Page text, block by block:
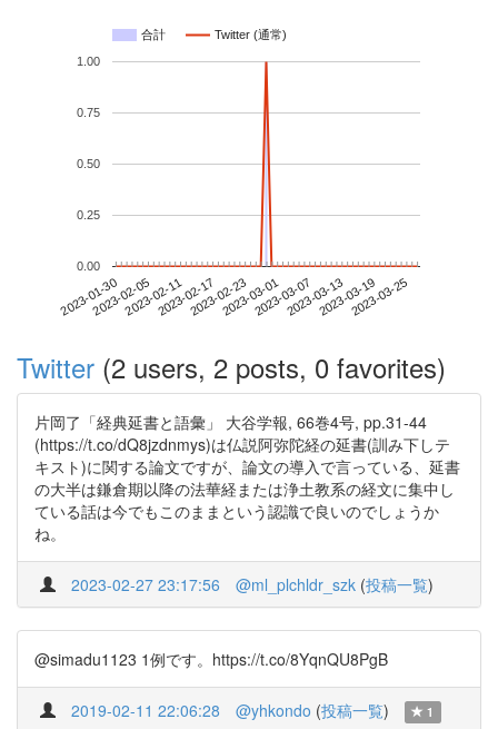
合計 Twitter (通常)
2023-01-302023-02-052023-02-112023-02-172023-02-232023-03-012023-03-072023-03-132023-03-192023-03-25
0.00
0.25
0.50
0.75
1.00
Twitter (2 users, 2 posts, 0 favorites)
片岡了「経典延書と語彙」 大谷学報, 66巻4号, pp.31-44
(https://t.co/dQ8jzdnmys)は仏説阿弥陀経の延書(訓み下しテ
キスト)に関する論文ですが、論文の導入で言っている、延書
の大半は鎌倉期以降の法華経または浄土教系の経文に集中し
ている話は今でもこのままという認識で良いのでしょうか
ね。
2023-02-27 23:17:56 @ml_plchldr_szk (投稿一覧)
@simadu1123 1例です。https://t.co/8YqnQU8PgB
2019-02-11 22:06:28 @yhkondo (投稿一覧) 1